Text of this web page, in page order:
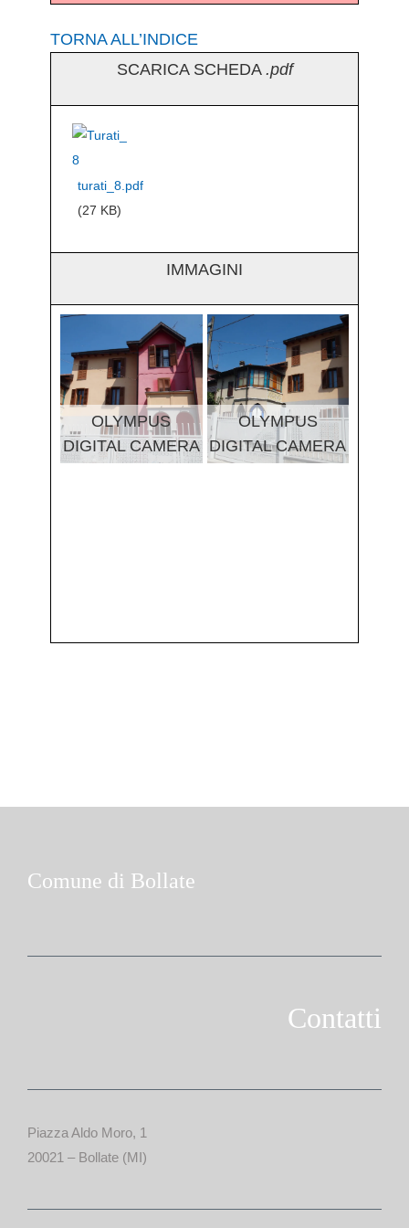
TORNA ALL’INDICE
SCARICA SCHEDA .pdf
turati_8.pdf
(27 KB)
IMMAGINI
OLYMPUS
DIGITAL CAMERA
OLYMPUS
DIGITAL CAMERA
Comune di Bollate
Contatti
Piazza Aldo Moro, 1
20021 – Bollate (MI)